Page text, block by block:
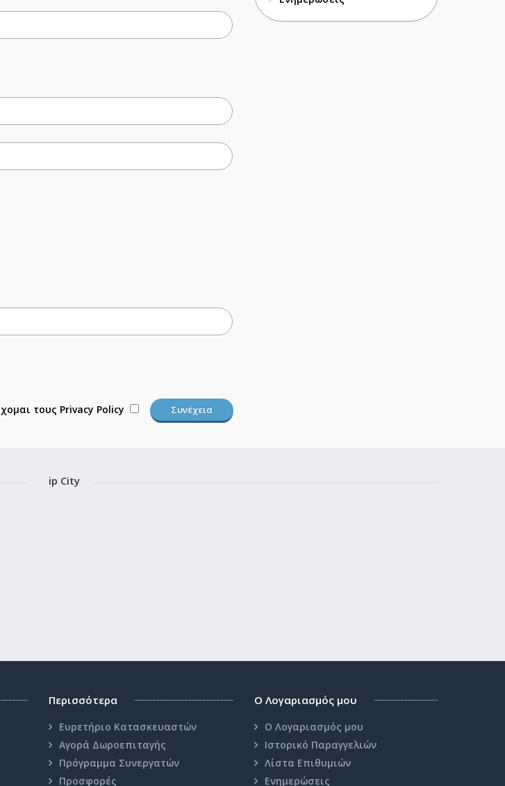
τους Privacy Policy
ip City
Περισσότερα
Ευρετήριο Κατασκευαστών
Αγορά Δωροεπιταγής
Πρόγραμμα Συνεργατών
Προσφορές
Ο Λογαριασμός μου
Ο Λογαριασμός μου
Ιστορικό Παραγγελιών
Λίστα Επιθυμιών
Ενημερώσεις